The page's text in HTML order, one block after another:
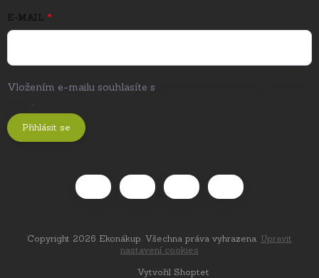
E-MAIL
Vložením e-mailu souhlasíte s
.
Přihlásit se
Vytvořil Shoptet
Copyright 2026 Ekonákup. Všechna práva vyhrazena. Upravit
nastavení cookies